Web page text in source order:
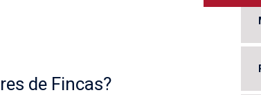
de Fincas?